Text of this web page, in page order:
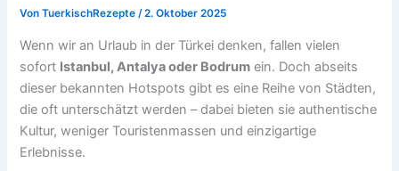
VonTuerkischRezepte/2. Oktober 2025
Wenn wir an Urlaub in der Türkei denken, fallen vielen
sofort Istanbul, Antalya oder Bodrum ein. Doch abseits
dieser bekannten Hotspots gibt es eine Reihe von Städten,
die oft unterschätzt werden – dabei bieten sie authentische
Kultur, weniger Touristenmassen und einzigartige
Erlebnisse.